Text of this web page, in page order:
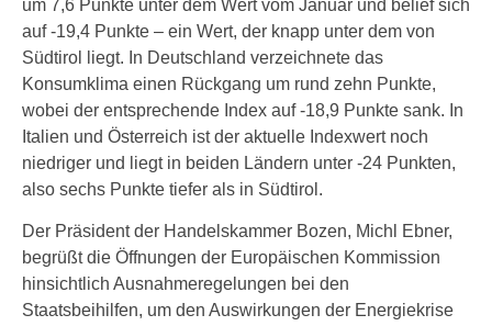
um 7,6 Punkte unter dem Wert vom Januar und belief sich
auf -19,4 Punkte – ein Wert, der knapp unter dem von
Südtirol liegt. In Deutschland verzeichnete das
Konsumklima einen Rückgang um rund zehn Punkte,
wobei der entsprechende Index auf -18,9 Punkte sank. In
Italien und Österreich ist der aktuelle Indexwert noch
niedriger und liegt in beiden Ländern unter -24 Punkten,
also sechs Punkte tiefer als in Südtirol.
Der Präsident der Handelskammer Bozen, Michl Ebner,
begrüßt die Öffnungen der Europäischen Kommission
hinsichtlich Ausnahmeregelungen bei den
Staatsbeihilfen, um den Auswirkungen der Energiekrise